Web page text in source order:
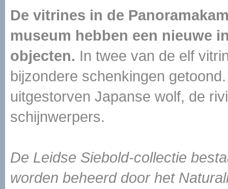
De vitrines in de
museum hebben een nieuwe
objecten. In twee van de elf
bijzondere schenkingen
uitgestorven Japanse wolf, de
schijnwerpers.
De Leidse Siebold-collectie
worden beheerd door het